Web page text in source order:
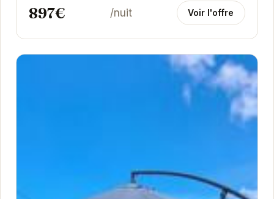
897€ /nuit Voir l'offre